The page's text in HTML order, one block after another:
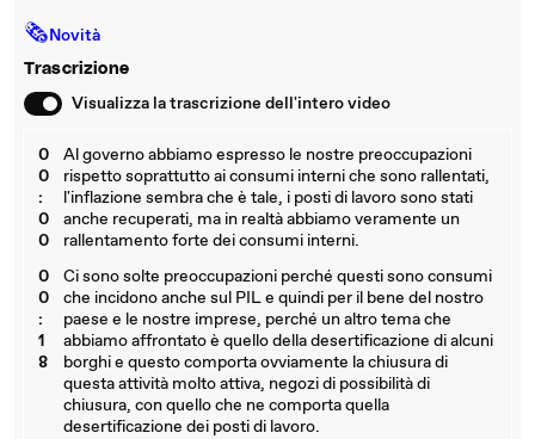
🗞Novità
Trascrizione
Visualizza la trascrizione dell'intero video
0
0
:
0
0
Al governo abbiamo espresso le nostre preoccupazioni
rispetto soprattutto ai consumi interni che sono rallentati,
l'inflazione sembra che è tale, i posti di lavoro sono stati
anche recuperati, ma in realtà abbiamo veramente un
rallentamento forte dei consumi interni.
0
0
:
1
8
Ci sono solte preoccupazioni perché questi sono consumi
che incidono anche sul PIL e quindi per il bene del nostro
paese e le nostre imprese, perché un altro tema che
abbiamo affrontato è quello della desertificazione di alcuni
borghi e questo comporta ovviamente la chiusura di
questa attività molto attiva, negozi di possibilità di
chiusura, con quello che ne comporta quella
desertificazione dei posti di lavoro.